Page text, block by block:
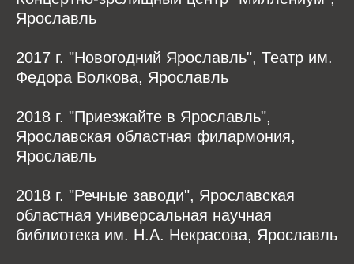
Ярославль
2017 г. "Новогодний Ярославль", Театр им.
Федора Волкова, Ярославль
2018 г. "Приезжайте в Ярославль",
Ярославская областная филармония,
Ярославль
2018 г. "Речные заводи", Ярославская
областная универсальная научная
библиотека им. Н.А. Некрасова, Ярославль